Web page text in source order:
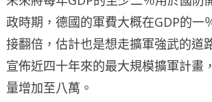
政時期，德國的軍費大概在GDP的一
接翻倍，估計也是想走擴軍強武的道
宣佈近四十年來的最大規模擴軍計畫
量增加至八萬。